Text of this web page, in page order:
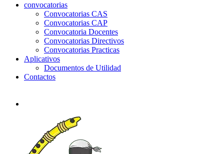
convocatorias
Convocatorias CAS
Convocatorias CAP
Convocatoria Docentes
Convocatorias Directivos
Convocatorias Practicas
Aplicativos
Documentos de Utilidad
Contactos